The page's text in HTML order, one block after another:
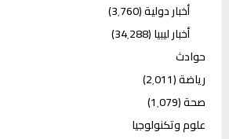
أخبار دولية(3٬760)
أخبار ليبيا(34٬288)
حوادث
رياضة(2٬011)
صحة(1٬079)
علوم وتكنولوجيا